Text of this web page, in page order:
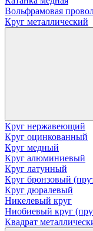
Вольфрамовая
Круг металлический
Круг нержавеющий
Круг оцинкованный
Круг медный
Круг алюминиевый
Круг латунный
Круг бронзовый
Круг дюралевый
Никелевый круг
Ниобиевый круг
Квадрат